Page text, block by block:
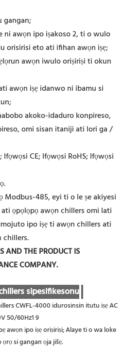
gangan;
awọn ipo iṣakoso 2, ti o wulo
orisirisi eto ati ifihan awọn iṣẹ;
awọn iwulo oriṣiriṣi ti okun
awọn iṣẹ idanwo ni ibamu si
akoko-idaduro konpireso,
omi sisan itaniji ati lori ga /
CE; Ifọwọsi RoHS; Ifọwọsi
Modbus-485, eyi ti o le ṣe akiyesi
ati ọpọlọpọ awọn chillers omi lati
ipo iṣẹ ti awọn chillers ati
chillers.
AND THE PRODUCT IS
COMPANY.
sipesifikesonu
awọn ipo iṣẹ oriṣiriṣi; Alaye ti o wa loke
si gangan ọja jišẹ.